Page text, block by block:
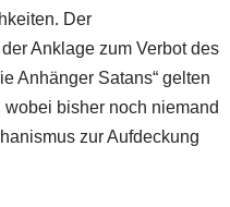
Der
Anklage zum Verbot des
Anhänger Satans“ gelten
wobei bisher noch niemand
zur Aufdeckung